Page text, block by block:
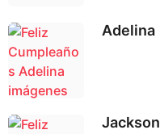
Adelina
Jackson